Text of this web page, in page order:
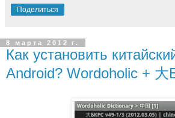
Поделиться
8 марта 2012 г.
Как установить
Android? Wordoholic +